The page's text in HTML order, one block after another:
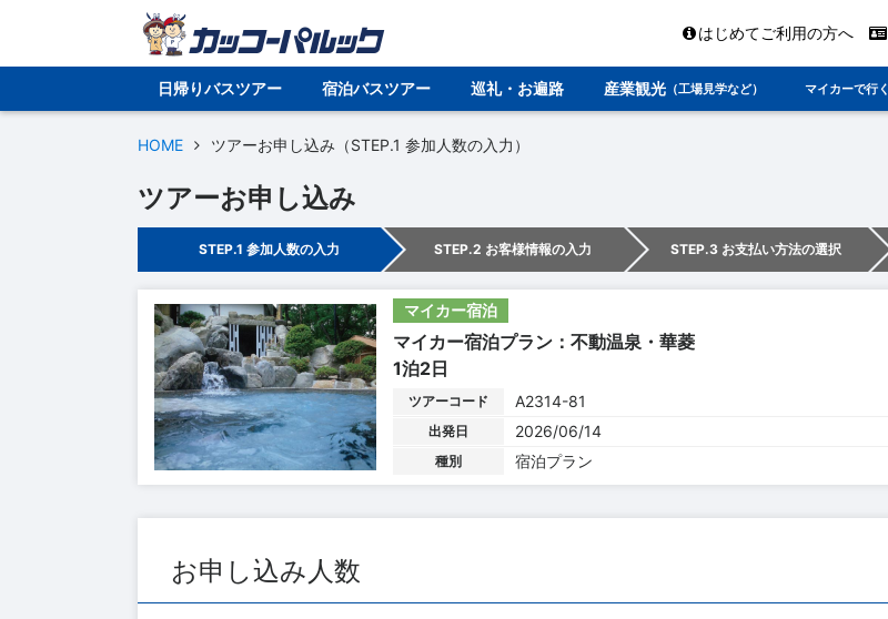
はじめてご利用の方へ
日帰りバスツアー 宿泊バスツアー 巡礼・お遍路 産業観光 （工場見学など） マイカーで行く
HOME ツアーお申し込み（STEP.1 参加人数の入力）
ツアーお申し込み
STEP.1 参加人数の入力 STEP.2 お客様情報の入力 STEP.3 お支払い方法の選択
マイカー宿泊
マイカー宿泊プラン：不動温泉・華菱
1泊2日
ツアーコード A2314-81
出発日 2026/06/14
種別 宿泊プラン
お申し込み人数